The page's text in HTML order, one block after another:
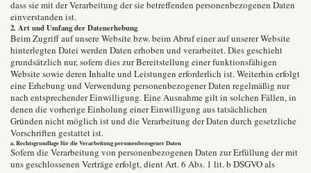
dass sie mit der Verarbeitung der sie betreffenden personenbezogenen Daten
einverstanden ist.
2. Art und Umfang der Datenerhebung
Beim Zugriff auf unsere Website bzw. beim Abruf einer auf unserer Website
hinterlegten Datei werden Daten erhoben und verarbeitet. Dies geschieht
grundsätzlich nur, sofern dies zur Bereitstellung einer funktionsfähigen
Website sowie deren Inhalte und Leistungen erforderlich ist. Weiterhin erfolgt
eine Erhebung und Verwendung personenbezogener Daten regelmäßig nur
nach entsprechender Einwilligung. Eine Ausnahme gilt in solchen Fällen, in
denen die vorherige Einholung einer Einwilligung aus tatsächlichen
Gründen nicht möglich ist und die Verarbeitung der Daten durch gesetzliche
Vorschriften gestattet ist.
a. Rechtsgrundlage für die Verarbeitung personenbezogener Daten
Sofern die Verarbeitung von personenbezogenen Daten zur Erfüllung der mit
uns geschlossenen Verträge erfolgt, dient Art. 6 Abs. 1 lit. b DSGVO als